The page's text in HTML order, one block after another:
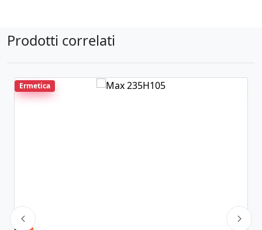
Prodotti correlati
Ermetica